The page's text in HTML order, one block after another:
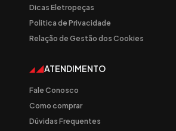
Dicas Eletropeças
Politica de Privacidade
Relação de Gestão dos Cookies
ATENDIMENTO
Fale Conosco
Como comprar
Dúvidas Frequentes